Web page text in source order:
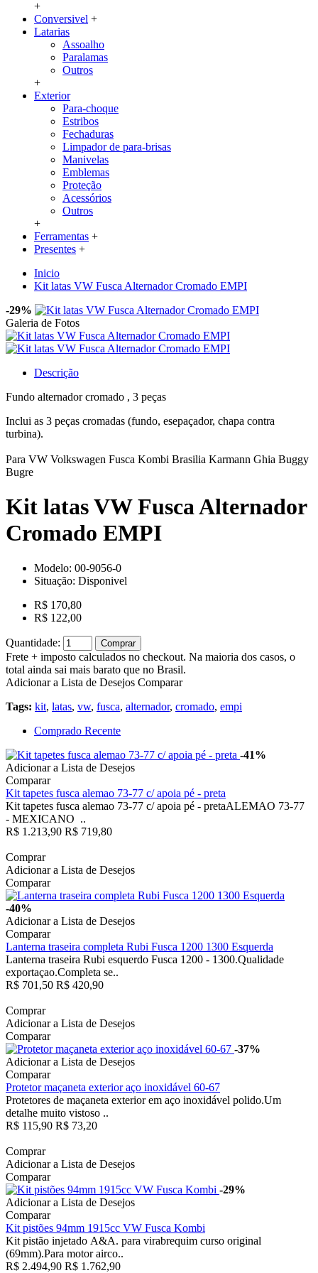
+
Conversivel +
Latarias
Assoalho
Paralamas
Outros
+
Exterior
Para-choque
Estribos
Fechaduras
Limpador de para-brisas
Manivelas
Emblemas
Proteção
Acessórios
Outros
+
Ferramentas +
Presentes +
Inicio
Kit latas VW Fusca Alternador Cromado EMPI
-29%
Galeria de Fotos
Descrição
Fundo alternador cromado , 3 peças
Inclui as 3 peças cromadas (fundo, esepaçador, chapa contra
turbina).
Para VW Volkswagen Fusca Kombi Brasilia Karmann Ghia Buggy
Bugre
Kit latas VW Fusca Alternador
Cromado EMPI
Modelo: 00-9056-0
Situação: Disponivel
R$ 170,80
R$ 122,00
Quantidade: Comprar
Frete + imposto calculados no checkout. Na maioria dos casos, o
total ainda sai mais barato que no Brasil.
Adicionar a Lista de Desejos Comparar
Tags: kit, latas, vw, fusca, alternador, cromado, empi
Comprado Recente
-41%
Adicionar a Lista de Desejos
Comparar
Kit tapetes fusca alemao 73-77 c/ apoia pé - preta
Kit tapetes fusca alemao 73-77 c/ apoia pé - pretaALEMAO 73-77
- MEXICANO ..
R$ 1.213,90 R$ 719,80
Comprar
Adicionar a Lista de Desejos
Comparar
-40%
Adicionar a Lista de Desejos
Comparar
Lanterna traseira completa Rubi Fusca 1200 1300 Esquerda
Lanterna traseira Rubi esquerdo Fusca 1200 - 1300.Qualidade
exportaçao.Completa se..
R$ 701,50 R$ 420,90
Comprar
Adicionar a Lista de Desejos
Comparar
-37%
Adicionar a Lista de Desejos
Comparar
Protetor maçaneta exterior aço inoxidável 60-67
Protetores de maçaneta exterior em aço inoxidável polido.Um
detalhe muito vistoso ..
R$ 115,90 R$ 73,20
Comprar
Adicionar a Lista de Desejos
Comparar
-29%
Adicionar a Lista de Desejos
Comparar
Kit pistões 94mm 1915cc VW Fusca Kombi
Kit pistão injetado A&A. para virabrequim curso original
(69mm).Para motor airco..
R$ 2.494,90 R$ 1.762,90